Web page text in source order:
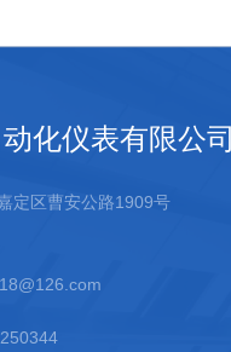
动化仪表有限公司
定区曹安公路1909号